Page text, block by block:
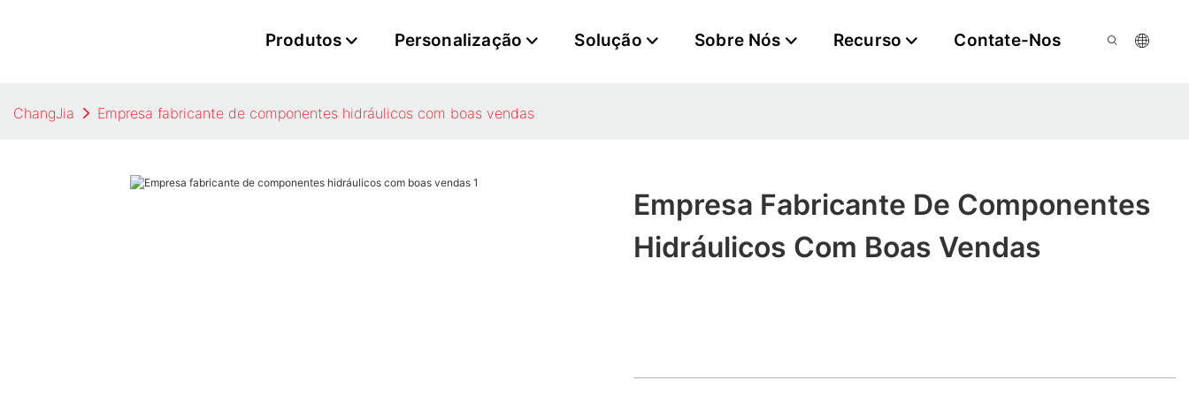
Produtos Personalização Solução Sobre Nós Recurso Contate-Nos
ChangJia Empresa fabricante de componentes hidráulicos com boas vendas
Empresa Fabricante De Componentes
Hidráulicos Com Boas Vendas